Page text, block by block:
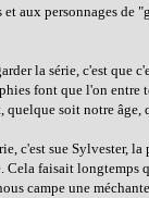
aux personnages de
la série, c'est que
font que l'on
quelque soit notre âge,
c'est sue Sylvester,
faisait longtemps
campe une